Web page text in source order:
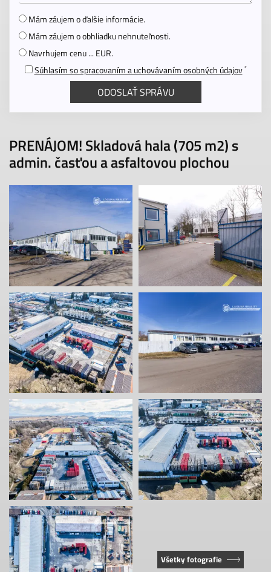
PRENÁJOM! Skladová hala (705 m2) s
admin. časťou a asfaltovou plochou
Všetky fotografie
Mám záujem o ďalšie informácie.
Mám záujem o obhliadku nehnuteľnosti.
Navrhujem cenu ... EUR.
Súhlasím so spracovaním a uchovávaním osobných údajov *